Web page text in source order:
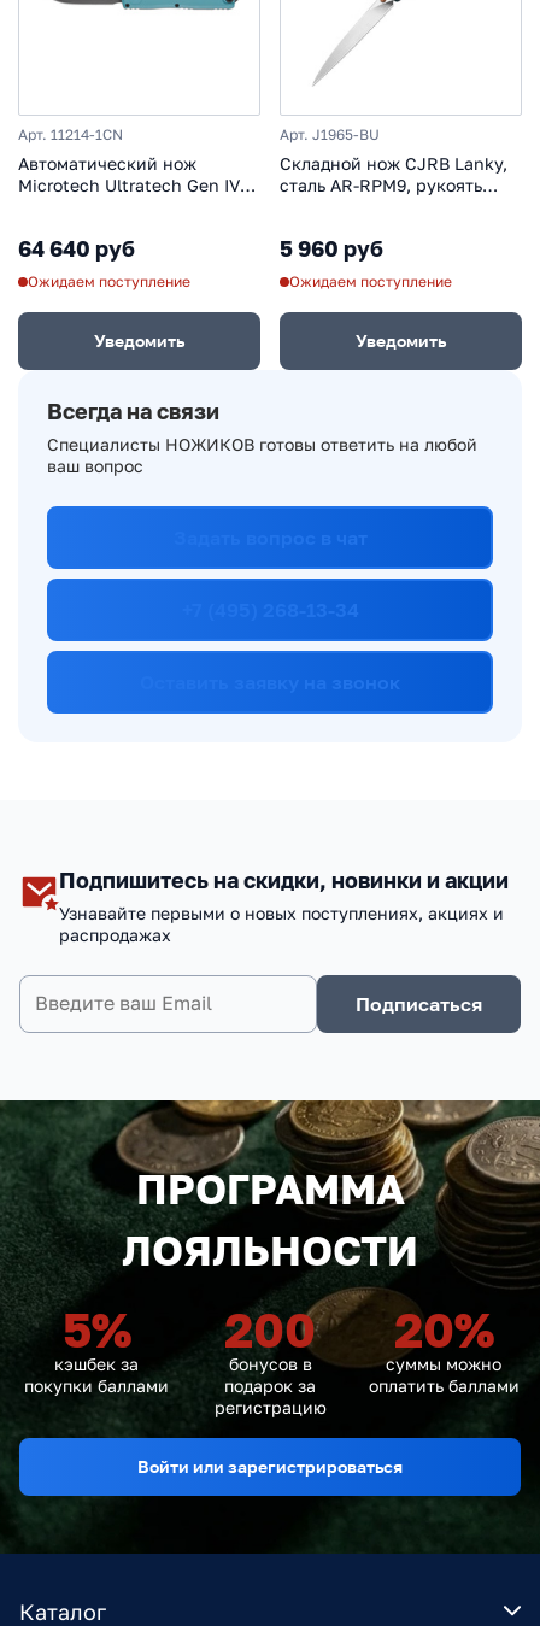
Арт. 11214-1CN
Автоматический нож
Microtech Ultratech Gen IV
черный
64 640 руб
Ожидаем поступление
Уведомить
Арт. J1965-BU
Складной нож CJRB Lanky,
сталь AR-RPM9, рукоять
5 960 руб
Ожидаем поступление
Уведомить
Всегда на связи
Специалисты НОЖИКОВ готовы ответить на любой
ваш вопрос
Подпишитесь на скидки, новинки и акции
Узнавайте первыми о новых поступлениях, акциях и
распродажах
Подписаться
ПРОГРАММА
ЛОЯЛЬНОСТИ
5%
кэшбек за
покупки баллами
200
бонусов в
подарок за
регистрацию
20%
суммы можно
оплатить баллами
Войти или зарегистрироваться
Каталог